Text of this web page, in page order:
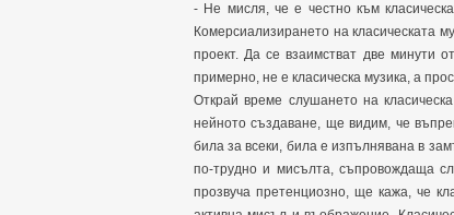
- Не мисля, че е честно към
Комерсиализирането на класическата
проект. Да се взаимстват две минути
примерно, не е класическа музика, а
Открай време слушането на
нейното създаване, ще видим, че
била за всеки, била е изпълнявана в
по-трудно и мисълта, съпровождаща
прозвуча претенциозно, ще кажа, че